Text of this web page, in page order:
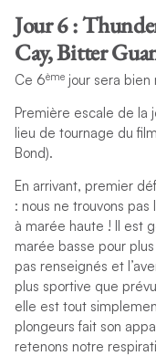
Jour 6 :
Cay, Bitter
Ce 6èmejour sera bien
Première escale de la
lieu de tournage du
Bond).
En arrivant, premier
: nous ne trouvons pas
à marée haute ! Il est
marée basse pour
pas renseignés et
plus sportive que
elle est tout
plongeurs fait son
retenons notre